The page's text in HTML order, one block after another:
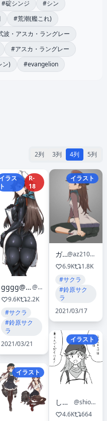
#碇シンジ
#シン
#荒潮(艦これ)
波・アスカ・ラングレー
#アスカ・ラングレー
ン) #evangelion
2列 3列 4列 5列
イラス
ト
R-
18
gggg@ギア４スランプマン
@ggggrga
9.6K
2.2K
#サクラ
#鈴原サク
ラ
2021/03/21
イラスト
イラスト
ガブ
@az210309
6.9K
1.8K
#サクラ
#鈴原サク
ラ
2021/03/17
イラスト
しおひがり
@shiohigari114
4.6K
664